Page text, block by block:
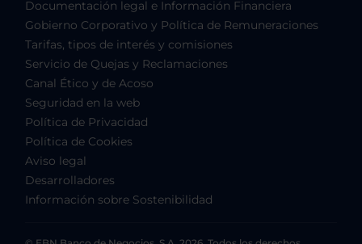
Documentación legal e Información Financiera
Gobierno Corporativo y Política de Remuneraciones
Tarifas, tipos de interés y comisiones
Servicio de Quejas y Reclamaciones
Canal Ético y de Acoso
Seguridad en la web
Política de Privacidad
Política de Cookies
Aviso legal
Desarrolladores
Información sobre Sostenibilidad